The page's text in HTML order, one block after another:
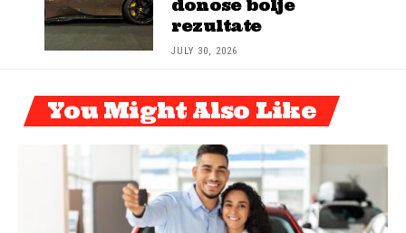
donose bolje
rezultate
JULY 30, 2026
You Might Also Like